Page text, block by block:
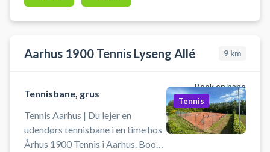
Aarhus 1900 Tennis Lyseng Allé 9 km
Book en bane
Tennisbane, grus
Tennis Aarhus | Du lejer en
udendørs tennisbane i en time hos
Århus 1900 Tennis i Aarhus. Book
Tennis